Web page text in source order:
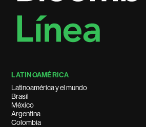
LATINOAMÉRICA
Latinoamérica y el mundo
Brasil
México
Argentina
Colombia